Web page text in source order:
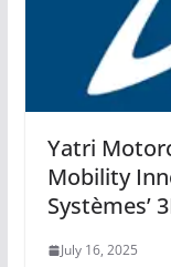
Yatri
Mobility
Systèmes’
July 16, 2025